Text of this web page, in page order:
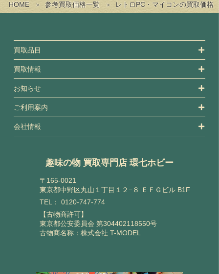
HOME 参考買取価格一覧 レトロPC・マイコンの買取価格
買取品目
買取情報
お知らせ
ご利用案内
会社情報
趣味の物 買取専門店 環七ホビー
〒165-0021
東京都中野区丸山１丁目１２−８ ＥＦＧビル B1F
TEL： 0120-747-774
【古物商許可】
東京都公安委員会 第304402118550号
古物商名称：株式会社 T-MODEL